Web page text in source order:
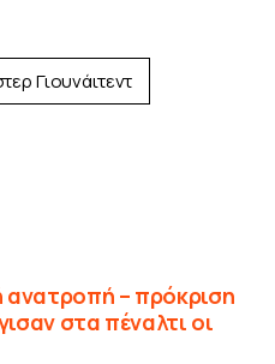
Γιουνάιτεντ
– πρόκριση
στα πέναλτι οι